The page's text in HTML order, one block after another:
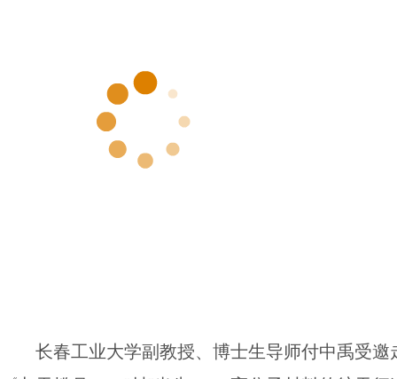
长春工业大学副教授、博士生导师付中禹受